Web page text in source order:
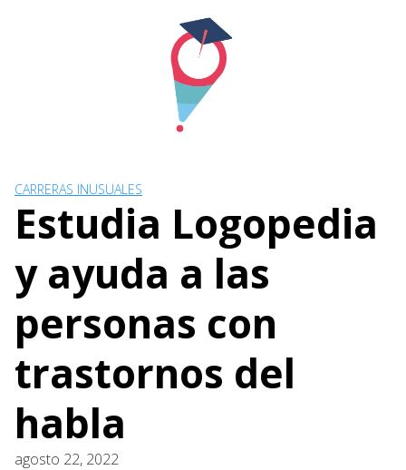
CARRERAS INUSUALES
Estudia Logopedia
y ayuda a las
personas con
trastornos del
habla
agosto 22, 2022